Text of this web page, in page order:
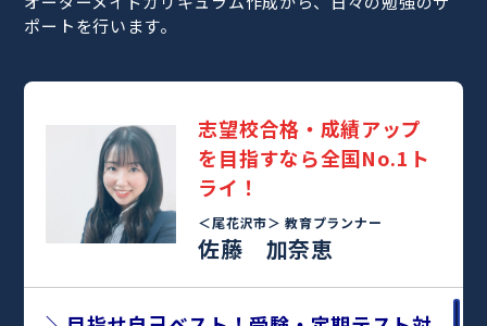
ポートを行います。
志望校合格・成績アップ
を目指すなら全国No.1ト
ライ！
＜尾花沢市＞教育プランナー
佐藤 加奈恵